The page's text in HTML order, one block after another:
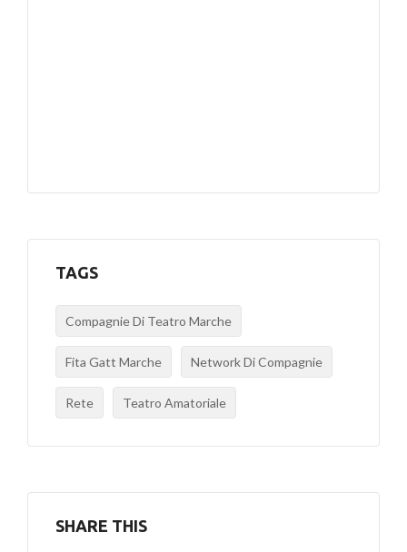
TAGS
Compagnie Di Teatro Marche
Fita Gatt Marche Network Di Compagnie
Rete Teatro Amatoriale
SHARE THIS